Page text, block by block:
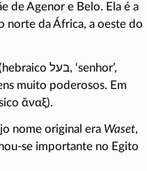
de Agenor e Belo. Ela é a
norte da África, a oeste do
בעל, ‘senhor’,
muito poderosos. Em
ἄναξ).
nome original era Waset,
seimportante no Egito